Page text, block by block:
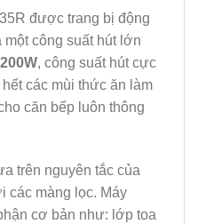
được trang bị động
công suất hút lớn
200W, công suất hút cực
các mùi thức ăn làm
căn bếp luôn thông
trên nguyên tắc của
các màng lọc. Máy
cơ bản như: lớp toa